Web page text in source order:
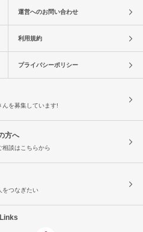
運営へのお問い合わせ
利用規約
プライバシーポリシー
んを募集しています!
方へ
相談はこちらから
をつなぎたい
Links